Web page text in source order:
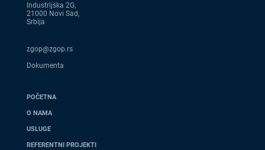
Industrijska 2G,
21000 Novi Sad,
Srbija
zgop@zgop.rs
Dokumenta
POČETNA
O NAMA
USLUGE
REFERENTNI PROJEKTI